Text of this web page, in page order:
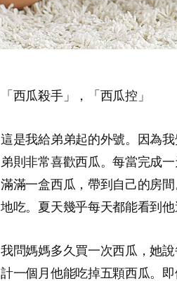
「西瓜殺手」，「西瓜控」
這是我給弟弟起的外號。因為
弟則非常喜歡西瓜。每當完成
滿滿一盒西瓜，帶到自己的房
地吃。夏天幾乎每天都能看到他
我問媽媽多久買一次西瓜，她
計一個月他能吃掉五顆西瓜。